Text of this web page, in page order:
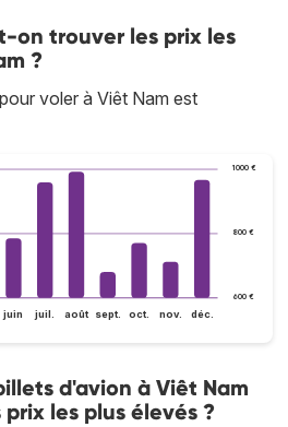
on trouver les prix les
?
voler à Viêt Nam est
600 €
800 €
1 000 €
juin juil. août sept. oct. nov. déc.
d'avion à Viêt Nam
les plus élevés ?